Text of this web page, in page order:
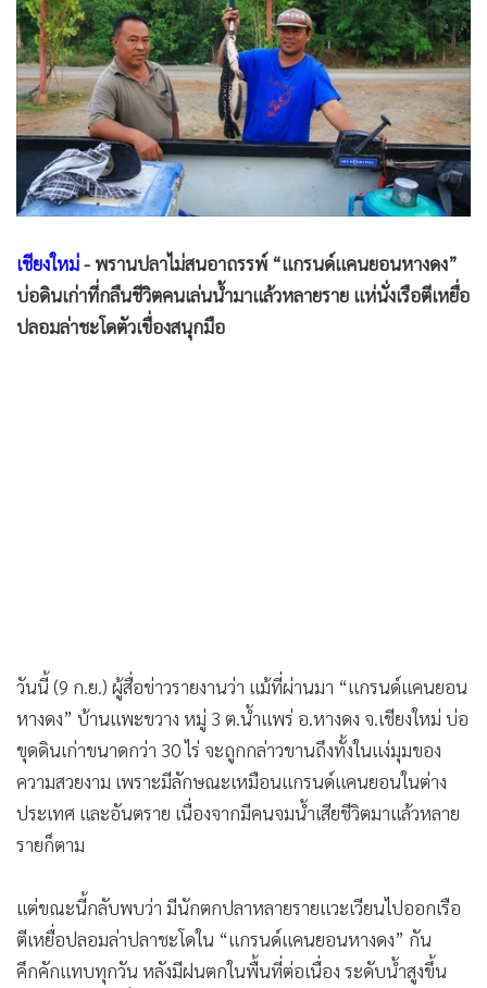
• ผู้จัดกวน
• Good health & Well-being
• Green Innovation & SD
• Management & HR
• MGR Live
Infographic
• การเมือง
• ท่องเที่ยว
• กีฬา
• ต่างประเทศ
• อินโดจีน
• กองทุนรวม
• Celeb Online
• Factcheck
• ญี่ปุ่น
Gotomanager
เชียงใหม่- พรานปลาไม่สนอาถรรพ์ “แกรนด์แคนยอนหางดง”
บ่อดินเก่าที่กลืนชีวิตคนเล่นน้ำมาแล้วหลายราย แห่นั่งเรือตีเหยื่อ
ปลอมล่าชะโดตัวเขื่องสนุกมือ
วันนี้ (9 ก.ย.) ผู้สื่อข่าวรายงานว่า แม้ที่ผ่านมา “แกรนด์แคนยอน
หางดง” บ้านแพะขวาง หมู่ 3 ต.น้ำแพร่ อ.หางดง จ.เชียงใหม่ บ่อ
ขุดดินเก่าขนาดกว่า 30 ไร่ จะถูกกล่าวขานถึงทั้งในแง่มุมของ
ความสวยงาม เพราะมีลักษณะเหมือนแกรนด์แคนยอนในต่าง
ประเทศ และอันตราย เนื่องจากมีคนจมน้ำเสียชีวิตมาแล้วหลาย
รายก็ตาม
แต่ขณะนี้กลับพบว่า มีนักตกปลาหลายรายแวะเวียนไปออกเรือ
ตีเหยื่อปลอมล่าปลาชะโดใน “แกรนด์แคนยอนหางดง” กัน
คึกคักแทบทุกวัน หลังมีฝนตกในพื้นที่ต่อเนื่อง ระดับน้ำสูงขึ้น